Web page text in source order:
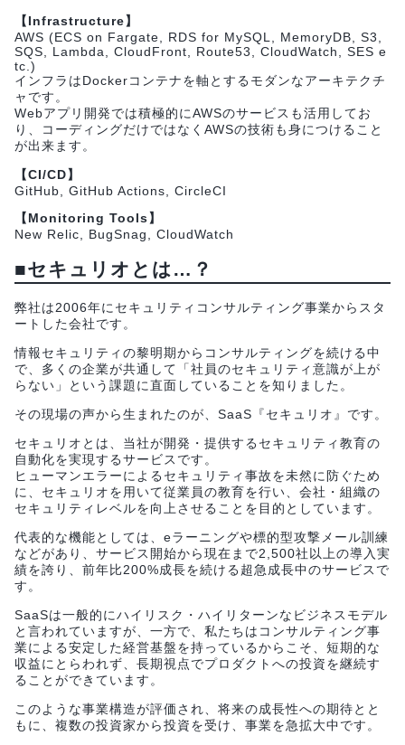
【Infrastructure】
AWS (ECS on Fargate, RDS for MySQL, MemoryDB, S3,
SQS, Lambda, CloudFront, Route53, CloudWatch, SES e
tc.)
インフラはDockerコンテナを軸とするモダンなアーキテクチ
ャです。
Webアプリ開発では積極的にAWSのサービスも活用してお
り、コーディングだけではなくAWSの技術も身につけること
が出来ます。
【CI/CD】
GitHub, GitHub Actions, CircleCI
【Monitoring Tools】
New Relic, BugSnag, CloudWatch
■セキュリオとは…？
弊社は2006年にセキュリティコンサルティング事業からスタ
ートした会社です。
情報セキュリティの黎明期からコンサルティングを続ける中
で、多くの企業が共通して「社員のセキュリティ意識が上が
らない」という課題に直面していることを知りました。
その現場の声から生まれたのが、SaaS『セキュリオ』です。
セキュリオとは、当社が開発・提供するセキュリティ教育の
自動化を実現するサービスです。
ヒューマンエラーによるセキュリティ事故を未然に防ぐため
に、セキュリオを用いて従業員の教育を行い、会社・組織の
セキュリティレベルを向上させることを目的としています。
代表的な機能としては、eラーニングや標的型攻撃メール訓練
などがあり、サービス開始から現在まで2,500社以上の導入実
績を誇り、前年比200%成長を続ける超急成長中のサービスで
す。
SaaSは一般的にハイリスク・ハイリターンなビジネスモデル
と言われていますが、一方で、私たちはコンサルティング事
業による安定した経営基盤を持っているからこそ、短期的な
収益にとらわれず、長期視点でプロダクトへの投資を継続す
ることができています。
このような事業構造が評価され、将来の成長性への期待とと
もに、複数の投資家から投資を受け、事業を急拡大中です。